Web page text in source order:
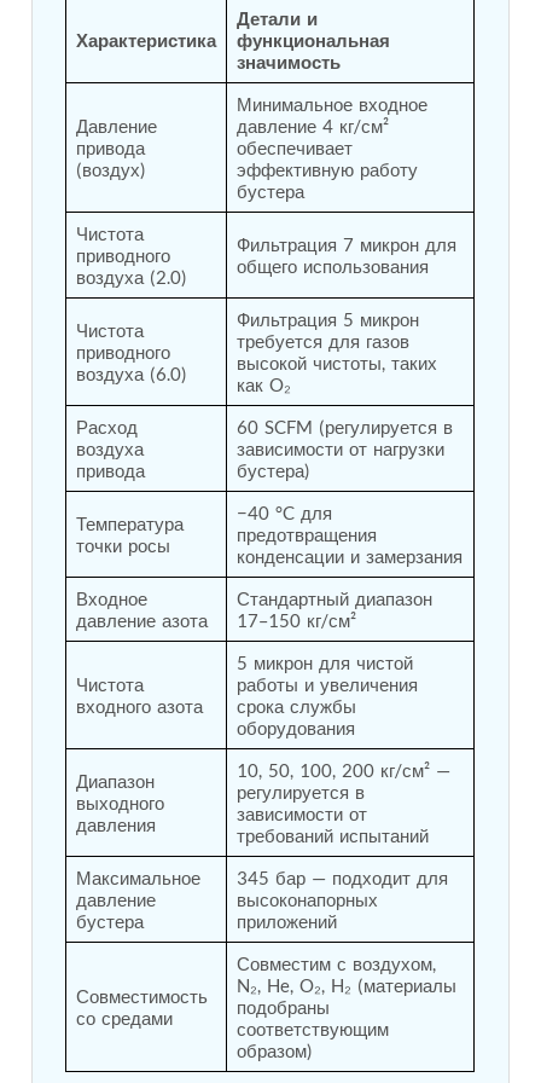
Weapon Loading Trolley
Hydrualic Drive Of Osa
Test Equipment For Pump And Centrifugal
Breather
Hydraulic Loading System
Aircraft Arrester Barrier System
Power Shuttle Transmission Test Rig
Tacan Test Bench
Automated Inverter Test Rig On Lab View
Environment
Doppler Vor Test Rack
Test Rig For Irab Brake System
Oxygen Gas Boosting Station
Chemical Cleaning Bay
Oxygen Boosting System For Oxygen Generation
Plant Psa
Inertia Test Facility
Advanced Test & Calibration Bench for Integrated
Fuel Pump and Controller in Aircraft Engines
Vehicle-Mounted Expandable Battery Command
Post (BCP)
Universal Self-Generating Nitrogen Service Cart
(U-SGNSC)
General Purpose Pneumatic Test Rig
Mobile Aviation 400Hz Load Bank (Air-Cooled &
Water-Cooled Versions)
Aerospace Hydraulic Pump / Motor Test Bench
Modification of Command-and-Control Carrier
Motor Track (CCC-MT)
Fuel (ATF) Pump and Nozzle Pressure Ratio Test
Stand
Oxygen Component Test Benches
Hydraulic Filter Test Bench
Chemical Weapon Destruction Facility
Burst Chamber for Hydrogen Cylinder Testing
Fuel Contents Gauging Probe Test Rig – Light
Combat Helicopter
Portable Pneumatic Test Rig for Rudder Actuator
Rudder & Tailplane Test Equipment
Gauge Pressure Switch Test Rig
Hydraulic Proof Pressure Test Rig
Light Strike Vehicle Modification and Upgrade
Характеристика
Детали и
функциональная
значимость
Давление
привода
(воздух)
Минимальное входное
давление 4 кг/см²
обеспечивает
эффективную работу
бустера
Чистота
приводного
воздуха (2.0)
Фильтрация 7 микрон для
общего использования
Чистота
приводного
воздуха (6.0)
Фильтрация 5 микрон
требуется для газов
высокой чистоты, таких
как O₂
Расход
воздуха
привода
60 SCFM (регулируется в
зависимости от нагрузки
бустера)
Температура
точки росы
−40 °C для
предотвращения
конденсации и замерзания
Входное
давление азота
Стандартный диапазон
17–150 кг/см²
Чистота
входного азота
5 микрон для чистой
работы и увеличения
срока службы
оборудования
Диапазон
выходного
давления
10, 50, 100, 200 кг/см² —
регулируется в
зависимости от
требований испытаний
Максимальное
давление
бустера
345 бар — подходит для
высоконапорных
приложений
Совместимость
со средами
Совместим с воздухом,
N₂, He, O₂, H₂ (материалы
подобраны
соответствующим
образом)